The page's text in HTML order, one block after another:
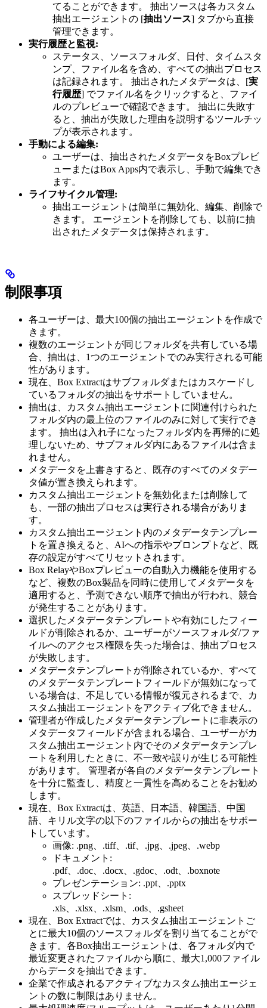
てることができます。 抽出ソースは各カスタム
抽出エージェントの [抽出ソース] タブから直接
管理できます。
実行履歴と監視:
ステータス、ソースフォルダ、日付、タイムスタ
ンプ、ファイル名を含め、すべての抽出プロセス
は記録されます。 抽出されたメタデータは、[実
行履歴] でファイル名をクリックすると、ファイ
ルのプレビューで確認できます。 抽出に失敗す
ると、抽出が失敗した理由を説明するツールチッ
プが表示されます。
手動による編集:
ユーザーは、抽出されたメタデータをBoxプレビ
ューまたはBox Apps内で表示し、手動で編集でき
ます。
ライフサイクル管理:
抽出エージェントは簡単に無効化、編集、削除で
きます。 エージェントを削除しても、以前に抽
出されたメタデータは保持されます。
制限事項
各ユーザーは、最大100個の抽出エージェントを作成で
きます。
複数のエージェントが同じフォルダを共有している場
合、抽出は、1つのエージェントでのみ実行される可能
性があります。
現在、Box Extractはサブフォルダまたはカスケードし
ているフォルダの抽出をサポートしていません。
抽出は、カスタム抽出エージェントに関連付けられた
フォルダ内の最上位のファイルのみに対して実行でき
ます。 抽出は入れ子になったフォルダ内を再帰的に処
理しないため、サブフォルダ内にあるファイルは含ま
れません。
メタデータを上書きすると、既存のすべてのメタデー
タ値が置き換えられます。
カスタム抽出エージェントを無効化または削除して
も、一部の抽出プロセスは実行される場合がありま
す。
カスタム抽出エージェント内のメタデータテンプレー
トを置き換えると、AIへの指示やプロンプトなど、既
存の設定がすべてリセットされます。
Box RelayやBoxプレビューの自動入力機能を使用する
など、複数のBox製品を同時に使用してメタデータを
適用すると、予測できない順序で抽出が行われ、競合
が発生することがあります。
選択したメタデータテンプレートや有効にしたフィー
ルドが削除されるか、ユーザーがソースフォルダ/ファ
イルへのアクセス権限を失った場合は、抽出プロセス
が失敗します。
メタデータテンプレートが削除されているか、すべて
のメタデータテンプレートフィールドが無効になって
いる場合は、不足している情報が復元されるまで、カ
スタム抽出エージェントをアクティブ化できません。
管理者が作成したメタデータテンプレートに非表示の
メタデータフィールドが含まれる場合、ユーザーがカ
スタム抽出エージェント内でそのメタデータテンプレ
ートを利用したときに、不一致や誤りが生じる可能性
があります。 管理者が各自のメタデータテンプレート
を十分に監査し、精度と一貫性を高めることをお勧め
します。
現在、Box Extractは、英語、日本語、韓国語、中国
語、キリル文字の以下のファイルからの抽出をサポー
トしています。
画像: .png、.tiff、.tif、.jpg、.jpeg、.webp
ドキュメント:
.pdf、.doc、.docx、.gdoc、.odt、.boxnote
プレゼンテーション: .ppt、.pptx
スプレッドシート:
.xls、.xlsx、.xlsm、.ods、.gsheet
現在、Box Extractでは、カスタム抽出エージェントご
とに最大10個のソースフォルダを割り当てることがで
きます。各Box抽出エージェントは、各フォルダ内で
最近変更されたファイルから順に、最大1,000ファイル
からデータを抽出できます。
企業で作成されるアクティブなカスタム抽出エージェ
ントの数に制限はありません。